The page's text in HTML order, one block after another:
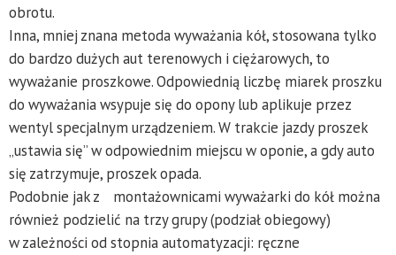
obrotu.
Inna, mniej znana metoda wyważania kół, stosowana tylko
do bardzo dużych aut terenowych i ciężarowych, to
wyważanie proszkowe. Odpowiednią liczbę miarek proszku
do wyważania wsypuje się do opony lub aplikuje przez
wentyl specjalnym urządzeniem. W trakcie jazdy proszek
„ustawia się” w odpowiednim miejscu w oponie, a gdy auto
się zatrzymuje, proszek opada.
Podobnie jak z montażownicami wyważarki do kół można
również podzielić na trzy grupy (podział obiegowy)
w zależności od stopnia automatyzacji: ręczne